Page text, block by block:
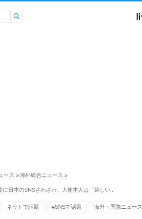
ース > 海外総合ニュース >
に日本のSNSざわざわ、大使本人は「嬉しい…
ネットで話題 #SNSで話題 海外・国際ニュース